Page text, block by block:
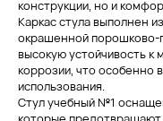
конструкции, но и
Каркас стула выполнен
окрашенной порошково-
высокую устойчивость
коррозии, что особенно
использования.
Стул учебный №1